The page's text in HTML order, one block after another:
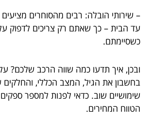
– שירותי הובלה: רבים מהסוחרים מציעים
עד הבית – כך שאתם רק צריכים לדפוק
כשסיימתם.
ובכן, איך תדעו כמה שווה הרכב שלכם?
בחשבון את הגיל, המצב הכללי, והחלקים
שימושיים שוב. כדאי לפנות למספר
הטווח המחירים.